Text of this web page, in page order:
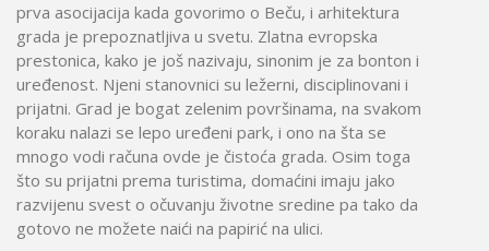
prva asocijacija kada govorimo o Beču, i arhitektura
grada je prepoznatljiva u svetu. Zlatna evropska
prestonica, kako je još nazivaju, sinonim je za bonton i
uređenost. Njeni stanovnici su ležerni, disciplinovani i
prijatni. Grad je bogat zelenim površinama, na svakom
koraku nalazi se lepo uređeni park, i ono na šta se
mnogo vodi računa ovde je čistoća grada. Osim toga
što su prijatni prema turistima, domaćini imaju jako
razvijenu svest o očuvanju životne sredine pa tako da
gotovo ne možete naići na papirić na ulici.